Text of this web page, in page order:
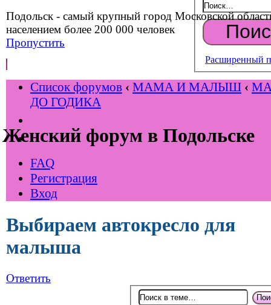
Подольск - самый крупный город Московской
населением более 200 000 человек
Пропустить
Женский форум в Подольске
Расширенный
Список форумов ‹ МАМА И МАЛЫШ ‹
ДО ГОДИКА
FAQ
Регистрация
Вход
Выбираем автокресло для
малыша
Ответить